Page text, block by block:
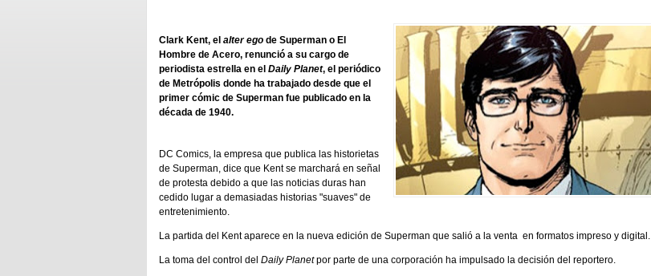
Clark Kent, el alter ego de Superman o El
Hombre de Acero, renunció a su cargo de
periodista estrella en el Daily Planet, el periódico
de Metrópolis donde ha trabajado desde que el
primer cómic de Superman fue publicado en la
década de 1940.
DC Comics, la empresa que publica las historietas
de Superman, dice que Kent se marchará en señal
de protesta debido a que las noticias duras han
cedido lugar a demasiadas historias "suaves" de
entretenimiento.
La partida del Kent aparece en la nueva edición de Superman que salió a la venta en formatos impreso y digital.
La toma del control del Daily Planetpor parte de una corporación ha impulsado la decisión del reportero.